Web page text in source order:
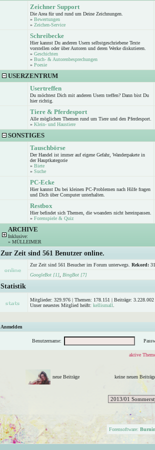
Zeichner Support
Die Area für und rund um Deine Zeichnungen.
» Bewertungen
» Zeichen-Service
Schreibecke
Hier kannst Du anderen Usern selbstgeschriebene Texte
vorstellen oder über Autoren und deren Werke diskutieren.
» Geschichten
» Buch- & Autorenbesprechungen
» Poesie
USERZENTRUM
Usertreffen
Du möchtest Dich mit anderen Usern treffen? Dann bist Du
hier richtig.
Tiere & Pferdesport
Alle möglichen Themen rund um Tiere und den Pferdesport.
» Klein- und Haustiere
SONSTIGES
Tauschbörse
Der Handel ist immer auf eigene Gefahr, Wanderpakete in
der Hauptkategorie
» Biete
» Suche
PC-Ecke
Hier kannst Du bei kleinen PC-Problemen nach Hilfe fragen
und Dich über Computer unterhalten.
Restbox
Hier befindet sich Themen, die woanders nicht hereinpassen.
» Forenspiele & Quiz
ARCHIVE
Inklusive:
» MÜLLEIMER
Zur Zeit sind 561 Benutzer online.
Zur Zeit sind 561 Besucher im Forum unterwegs. Rekord:
GoogleBot [1]
BingBot [7]
Statistik
Mitglieder: 329.976 | Themen: 178.151 | Beiträge:
Unser neuestes Mitglied heißt: kellismall
Anmelden
Benutzername:
aktive
neue Beiträge keine neuen
Forensoftware: